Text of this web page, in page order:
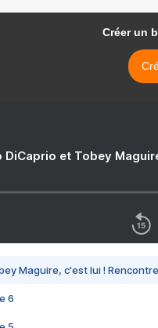
Créer un
DiCaprio et Tobey
Maguire, c'est lui !
6